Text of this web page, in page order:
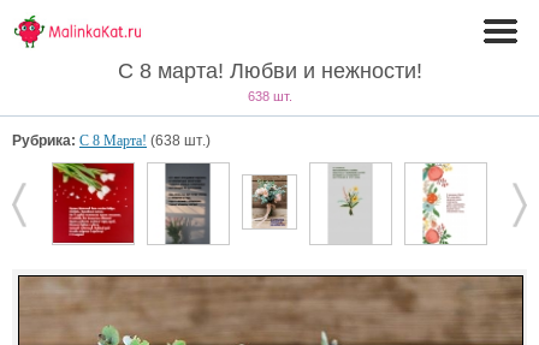
С 8 марта! Любви и нежности!
638 шт.
Рубрика: С 8 Марта! (638 шт.)